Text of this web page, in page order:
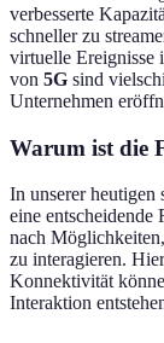
verbesserte
schneller zu
virtuelle Ereignisse
von 5G sind
Unternehmen
Warum ist die
In unserer heutigen
eine entscheidende
nach
zu interagieren.
Konnektivität
Interaktion